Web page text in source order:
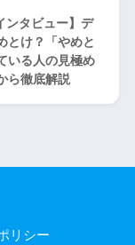
ンタビュー】デ
とけ？「やめと
いる人の見極め
ら徹底解説
リシー